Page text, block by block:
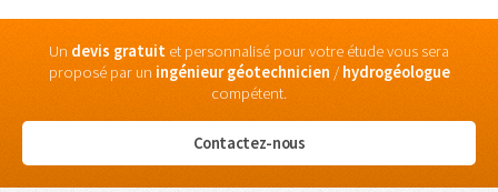
Un devis gratuit et personnalisé pour votre étude vous sera
proposé par un ingénieur géotechnicien / hydrogéologue
compétent.
Contactez-nous